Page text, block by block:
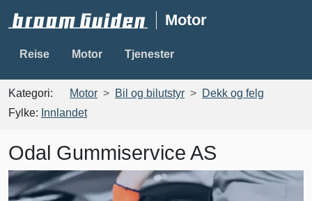
Motor
Reise Motor Tjenester
Kategori: Motor Bil og bilutstyr
Dekk og felg
Fylke: Innlandet
Odal Gummiservice AS